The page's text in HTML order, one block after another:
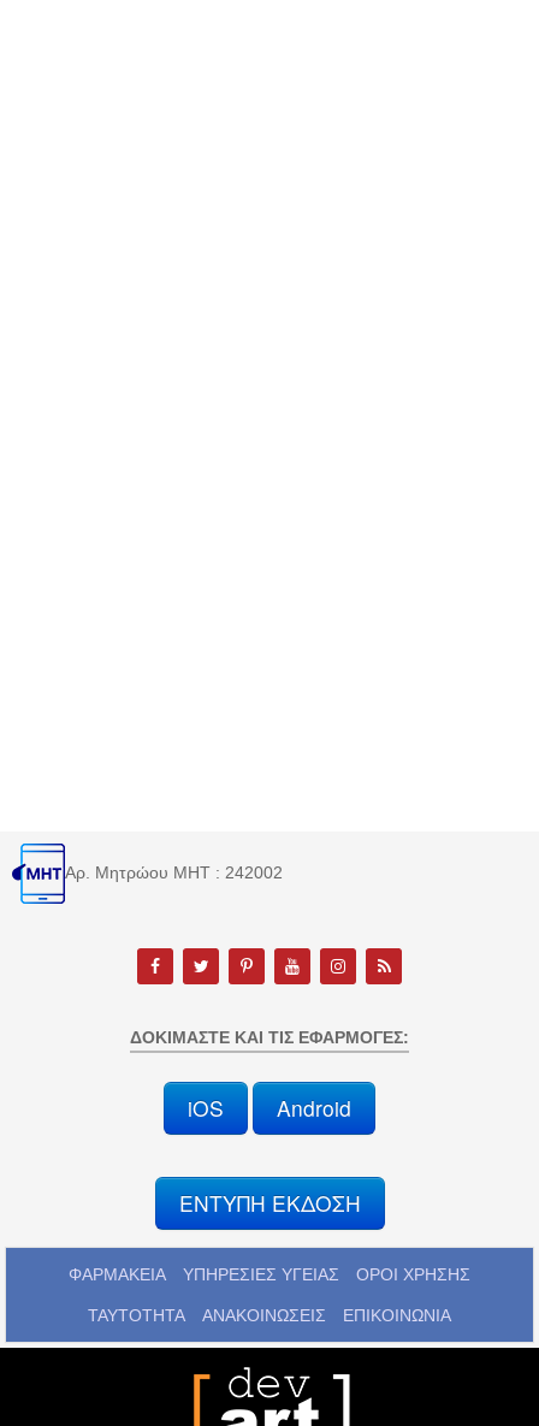
Αρ. Μητρώου MHT : 242002
ΔΟΚΙΜΆΣΤΕ ΚΑΙ ΤΙΣ ΕΦΑΡΜΟΓΈΣ:
iOS Android
ΕΝΤΥΠΗ ΕΚΔΟΣΗ
ΦΑΡΜΑΚΕΙΑ ΥΠΗΡΕΣΙΕΣ ΥΓΕΙΑΣ ΟΡΟΙ ΧΡΗΣΗΣ
ΤΑΥΤΟΤΗΤΑ ΑΝΑΚΟΙΝΩΣΕΙΣ ΕΠΙΚΟΙΝΩΝΙΑ